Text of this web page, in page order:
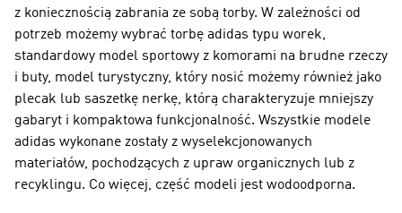
z koniecznością zabrania ze sobą torby. W zależności od
potrzeb możemy wybrać torbę adidas typu worek,
standardowy model sportowy z komorami na brudne rzeczy
i buty, model turystyczny, który nosić możemy również jako
plecak lub saszetkę nerkę, którą charakteryzuje mniejszy
gabaryt i kompaktowa funkcjonalność. Wszystkie modele
adidas wykonane zostały z wyselekcjonowanych
materiałów, pochodzących z upraw organicznych lub z
recyklingu. Co więcej, część modeli jest wodoodporna.